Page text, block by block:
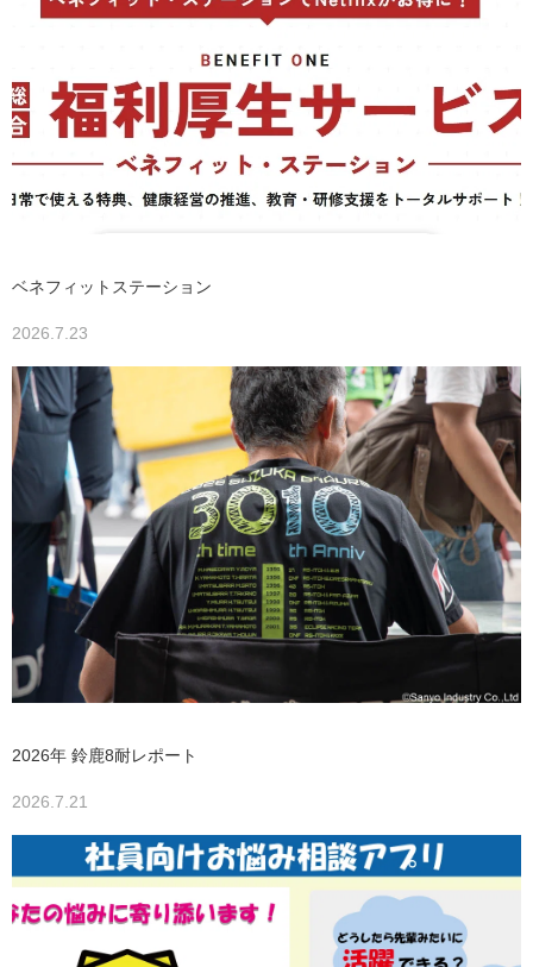
ベネフィットステーション
2026.7.23
2026年 鈴鹿8耐レポート
2026.7.21